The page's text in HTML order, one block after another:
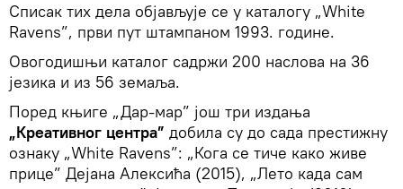
Списак тих дела објављује се у каталогу „White
Ravens”, први пут штампаном 1993. године.
Овогодишњи каталог садржи 200 наслова на 36
језика и из 56 земаља.
Поред књиге „Дар-мар” још три издања
„Креативног центра” добила су до сада престижну
ознаку „White Ravens”: „Кога се тиче како живе
прице” Дејана Алексића (2015), „Лето када сам